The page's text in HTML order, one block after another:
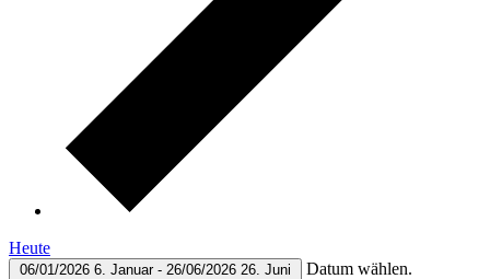
Heute
06/01/2026 6. Januar - 26/06/2026 26. Juni Datum wählen.